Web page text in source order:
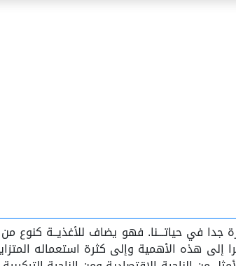
في حياتـــنا. فهو يضاف للأغذيــة كنوع
إلى هذه الأهمية وإلى كثرة استعماله